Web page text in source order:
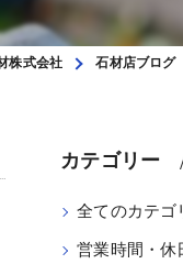
株式会社 石材店ブログ
カテゴリー
全てのカテゴ
営業時間・